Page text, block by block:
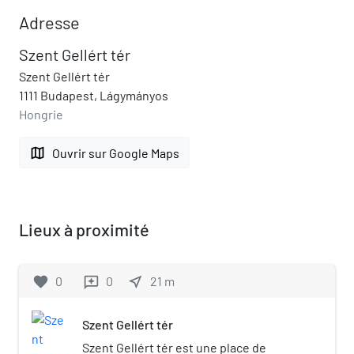
Adresse
Szent Gellért tér
Szent Gellért tér
1111 Budapest, Lágymányos
Hongrie
map Ouvrir sur Google Maps
Lieux à proximité
favorite 0 reviews 0 near_me 21 m
Szent Gellért tér
Szent Gellért tér est une place de